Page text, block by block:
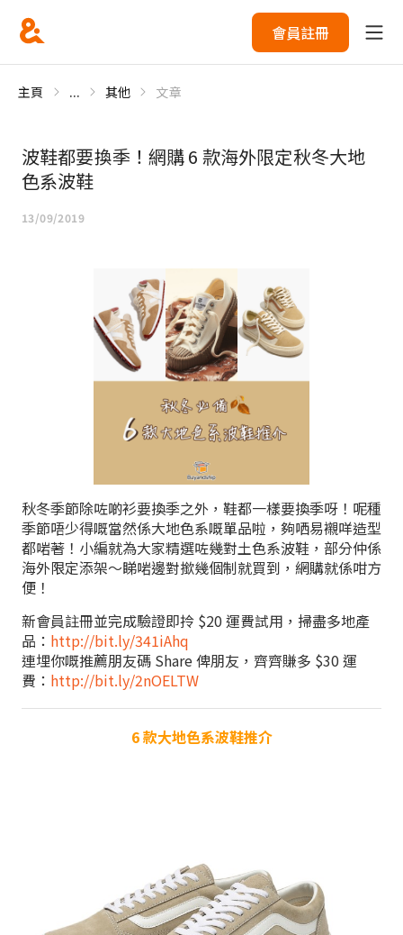
會員註冊
主頁 ... 其他 文章
波鞋都要換季！網購 6 款海外限定秋冬大地
色系波鞋
13/09/2019
秋冬季節除咗啲衫要換季之外，鞋都一樣要換季呀！呢種
季節唔少得嘅當然係大地色系嘅單品啦，夠哂易襯咩造型
都啱著！小編就為大家精選咗幾對土色系波鞋，部分仲係
海外限定添架～睇啱邊對撳幾個制就買到，網購就係咁方
便！
新會員註冊並完成驗證即拎 $20 運費試用，掃盡多地產
品： http://bit.ly/341iAhq
連埋你嘅推薦朋友碼 Share 俾朋友，齊齊賺多 $30 運
費： http://bit.ly/2nOELTW
6 款大地色系波鞋推介